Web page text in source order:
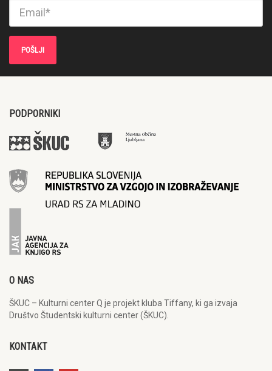
PODPORNIKI
O NAS
ŠKUC – Kulturni center Q je projekt kluba Tiffany, ki ga izvaja
Društvo Študentski kulturni center (ŠKUC).
KONTAKT